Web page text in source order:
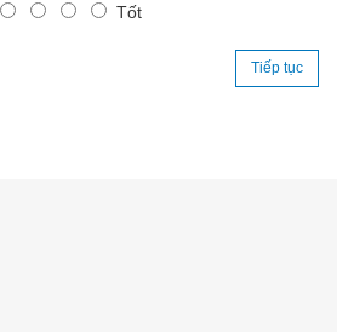
Tốt
Tiếp tục